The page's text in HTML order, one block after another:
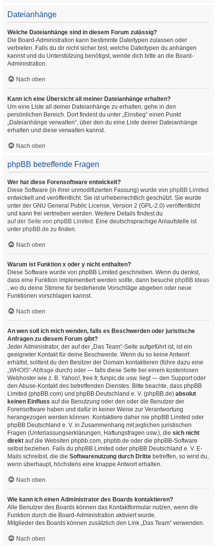
Dateianhänge
Welche Dateianhänge sind in diesem Forum zulässig?
Die Board-Administration kann bestimmte Dateitypen zulassen oder
verbieten. Falls du dir nicht sicher bist, welche Dateitypen du anhängen
kannst und du Unterstützung benötigst, wende dich bitte an die Board-
Administration.
Nach oben
Kann ich eine Übersicht all meiner Dateianhänge erhalten?
Um eine Liste all deiner Dateianhänge zu erhalten, gehe in den
persönlichen Bereich. Dort findest du unter „Einstieg“ einen Punkt
„Dateianhänge verwalten“, über den du eine Liste deiner Dateianhänge
erhalten und diese verwalten kannst.
Nach oben
phpBB betreffende Fragen
Wer hat diese Forensoftware entwickelt?
Diese Software (in ihrer unmodifizierten Fassung) wurde von phpBB Limited
entwickelt und veröffentlicht. Sie ist urheberrechtlich geschützt. Sie wurde
unter der GNU General Public License, Version 2 (GPL-2.0) veröffentlicht
und kann frei vertrieben werden. Weitere Details findest du
auf der Seite von phpBB Limited . Eine deutschsprachige Anlaufstelle ist
unter phpBB.de zu finden.
Nach oben
Warum ist Funktion x oder y nicht enthalten?
Diese Software wurde von phpBB Limited geschrieben. Wenn du denkst,
dass eine Funktion implementiert werden sollte, dann besuche phpBB Ideas
, wo du deine Stimme für bestehende Vorschläge abgeben oder neue
Funktionen vorschlagen kannst.
Nach oben
An wen soll ich mich wenden, falls es Beschwerden oder juristische
Anfragen zu diesem Forum gibt?
Jeder Administrator, der auf der „Das Team“-Seite aufgeführt ist, ist ein
geeigneter Kontakt für deine Beschwerde. Wenn du so keine Antwort
erhältst, solltest du den Besitzer der Domain kontaktieren (führe dazu eine
„WHOIS“-Abfrage durch) oder — falls diese Seite bei einem kostenlosen
Webhoster wie z. B. Yahoo!, free.fr, funpic.de usw. liegt — den Support oder
den Abuse-Kontakt des betreffenden Dienstes. Bitte beachte, dass phpBB
Limited (phpBB.com) und phpBB Deutschland e. V. (phpBB.de) absolut
keinen Einfluss auf die Benutzung oder den oder die Benutzer der
Forensoftware haben und dafür in keiner Weise zur Verantwortung
herangezogen werden können. Kontaktiere daher nie phpBB Limited oder
phpBB Deutschland e. V. in Zusammenhang mit jeglichen juristischen
Fragen (Unterlassungserklärungen, Haftungsfragen usw.), die sich nicht
direkt auf die Websiten phpbb.com, phpbb.de oder die phpBB-Software
selbst beziehen. Falls du phpBB Limited oder phpBB Deutschland e. V. E-
Mails schreibst, die die Softwarenutzung durch Dritte betreffen, so wirst du,
wenn überhaupt, höchstens eine knappe Antwort erhalten.
Nach oben
Wie kann ich einen Administrator des Boards kontaktieren?
Alle Benutzer des Boards können das Kontaktformular nutzen, wenn die
Funktion durch die Board-Administration aktiviert wurde.
Mitglieder des Boards können zusätzlich den Link „Das Team“ verwenden.
Nach oben